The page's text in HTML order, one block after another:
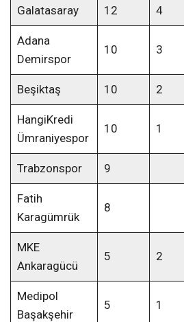
Galatasaray 12 4
Adana
Demirspor
10 3
Beşiktaş 10 2
HangiKredi
Ümraniyespor
10 1
Trabzonspor 9
Fatih
Karagümrük
8
MKE
Ankaragücü
5 2
Medipol
Başakşehir
5 1